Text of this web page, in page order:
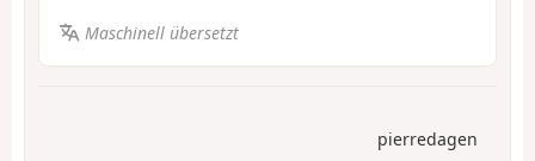
Maschinell übersetzt
pierredagen